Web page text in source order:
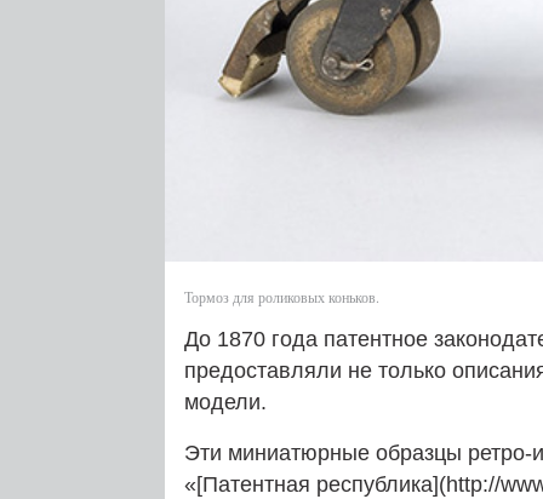
Тормоз для роликовых коньков.
До 1870 года патентное
предоставляли не только
модели.
Эти миниатюрные образцы ретро-
«[Патентная республика](http://